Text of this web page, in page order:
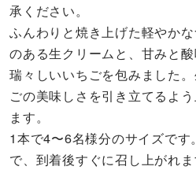
承ください。
ふんわりと焼き上げた軽やか
のある生クリームと、甘みと
瑞々しいいちごを包みました
ごの美味しさを引き立てるよ
ます。
1本で4〜6名様分のサイズで
で、到着後すぐに召し上がれ